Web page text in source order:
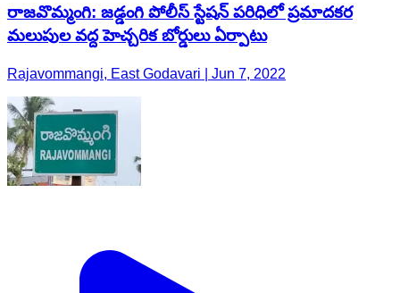
రాజవొమ్మంగి: జడ్డంగి పోలీస్‌ స్టేషన్‌ పరిధిలో ప్రమాదకర
మలుపుల వద్ద హెచ్చరిక బోర్డులు ఏర్పాటు
Rajavommangi, East Godavari | Jun 7, 2022